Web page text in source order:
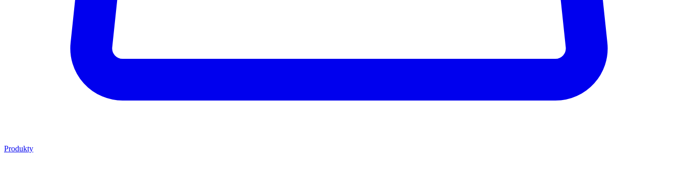
Produkty